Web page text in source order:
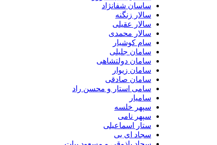
ساسان شفانژاد
سالار زنگنه
سالار عقیلی
سالار محمدی
سام کوشیار
سامان جلیلی
سامان دولتشاهی
سامان زیوار
سامان صادقی
سامی استار و محسن راد
سامیار
سپهر خلسه
سپهر نامی
ستار اسماعیلی
سجاد ای بی